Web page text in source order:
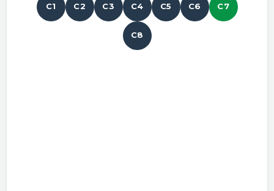
C1 C2 C3 C4 C5 C6 C7
C8